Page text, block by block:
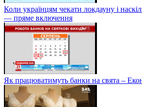
Коли українцям чекати локдауну і
— пряме включення
Як працюватимуть банки на свята –